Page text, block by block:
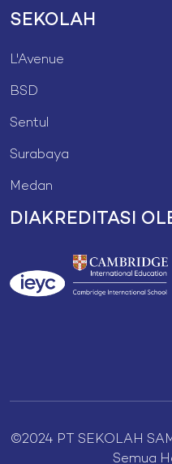
SEKOLAH
L'Avenue
BSD
Sentul
Surabaya
Medan
DIAKREDITASI
©2024 PT SEKOLAH
Semua